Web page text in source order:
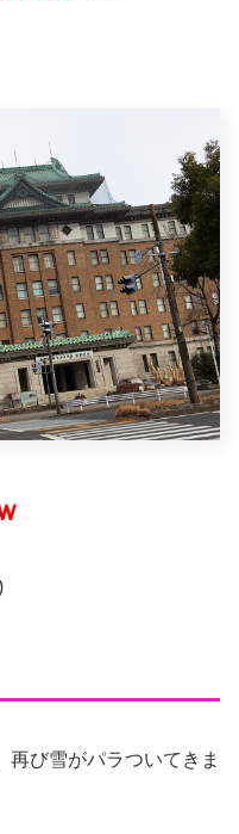
再び雪がパラついてきま